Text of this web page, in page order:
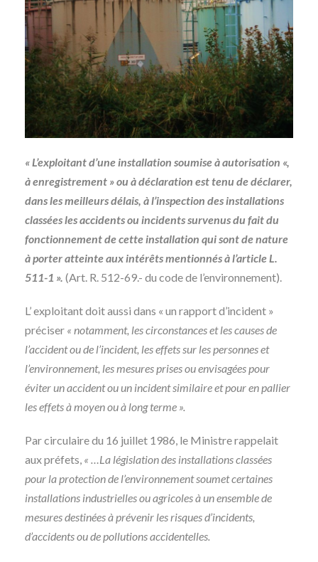
« L’exploitant d’une installation soumise à autorisation «,
à enregistrement » ou à déclaration est tenu de déclarer,
dans les meilleurs délais, à l’inspection des installations
classées les accidents ou incidents survenus du fait du
fonctionnement de cette installation qui sont de nature
à porter atteinte aux intérêts mentionnés à l’article L.
511-1 ». (Art. R. 512-69.- du code de l’environnement).
L’ exploitant doit aussi dans « un rapport d’incident »
préciser « notamment, les circonstances et les causes de
l’accident ou de l’incident, les effets sur les personnes et
l’environnement, les mesures prises ou envisagées pour
éviter un accident ou un incident similaire et pour en pallier
les effets à moyen ou à long terme ».
Par circulaire du 16 juillet 1986, le Ministre rappelait
aux préfets, « …La législation des installations classées
pour la protection de l’environnement soumet certaines
installations industrielles ou agricoles à un ensemble de
mesures destinées à prévenir les risques d’incidents,
d’accidents ou de pollutions accidentelles.